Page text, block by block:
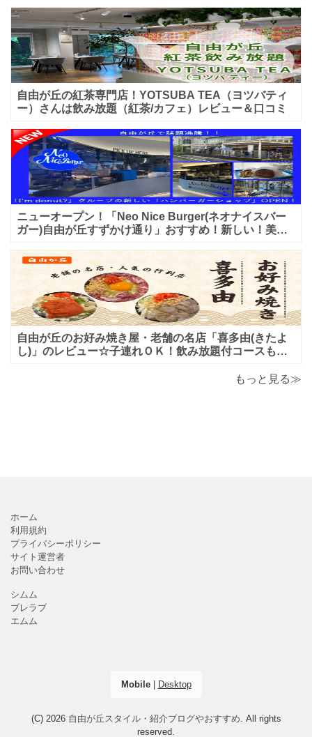
自由が丘の紅茶専門店！YOTSUBA TEA（ヨツバティ
ー）さんは飲み放題（紅茶/カフェ）レビュー＆口コミ
ニューオープン！「Neo Nice Burger(ネオナイスバー
ガー)自由が丘すずかけ通り」おすすめ！新しい！美味
自由が丘のお好み焼き屋・老舗の名店「喜多由(きたよ
し)」のレビュー☆子連れＯＫ！飲み放題付コースも！
もっと見る≫
ホーム
利用規約
プライバシーポリシー
サイト運営者
お問い合わせ
シムム
ブレラブ
エムム
Mobile| Desktop
(C) 2026 自由が丘スタイル・紹介ブログやおすすめ. All rights
reserved.